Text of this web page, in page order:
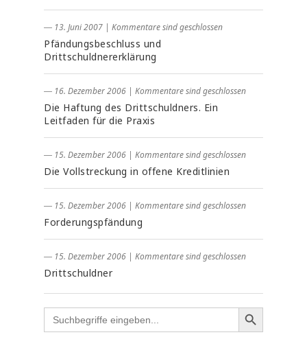
― 13. Juni 2007 | Kommentare sind geschlossen
Pfändungsbeschluss und
Drittschuldnererklärung
― 16. Dezember 2006 | Kommentare sind geschlossen
Die Haftung des Drittschuldners. Ein
Leitfaden für die Praxis
― 15. Dezember 2006 | Kommentare sind geschlossen
Die Vollstreckung in offene Kreditlinien
― 15. Dezember 2006 | Kommentare sind geschlossen
Forderungspfändung
― 15. Dezember 2006 | Kommentare sind geschlossen
Drittschuldner
Search
for: